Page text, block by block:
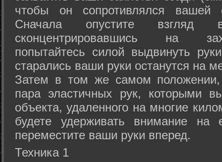
чтобы он сопротивлялся вашей
Сначала опустите
сконцентрировавшись на
попытайтесь силой выдвинуть
старались ваши руки останутся на
Затем в том же самом положении,
пара эластичных рук, которыми
объекта, удаленного на многие
будете удерживать внимание на
переместите ваши руки вперед.
Техника 1